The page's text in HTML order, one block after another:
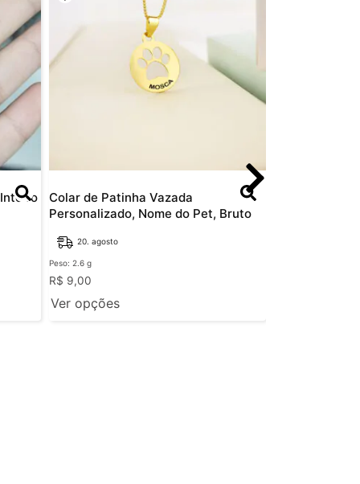
Colar de Patinha Vazada
Personalizado, Nome do Pet, Bruto
20. agosto
Peso: 2.6 g
R$ 9,00
Ver opções